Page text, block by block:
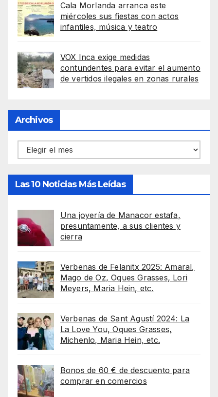
Cala Morlanda arranca este
miércoles sus fiestas con actos
infantiles, música y teatro
VOX Inca exige medidas
contundentes para evitar el aumento
de vertidos ilegales en zonas rurales
Archivos
Archivos
Las 10 Noticias Más Leídas
Una joyería de Manacor estafa,
presuntamente, a sus clientes y
cierra
Verbenas de Felanitx 2025: Amaral,
Mago de Oz, Oques Grasses, Lori
Meyers, Maria Hein, etc.
Verbenas de Sant Agustí 2024: La
La Love You, Oques Grasses,
Michenlo, Maria Hein, etc.
Bonos de 60 € de descuento para
comprar en comercios